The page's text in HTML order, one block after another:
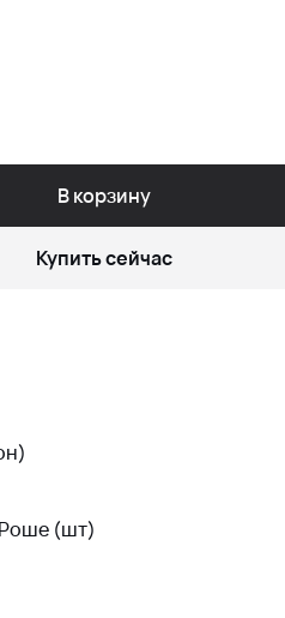
В корзину
Купить сейчас
(шт)